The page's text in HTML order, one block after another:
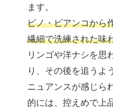
ます。
ピノ・ビアンコから
繊細で洗練された味
リンゴや洋ナシを思
り、その後を追うよ
ニュアンスが感じら
的には、控えめで上